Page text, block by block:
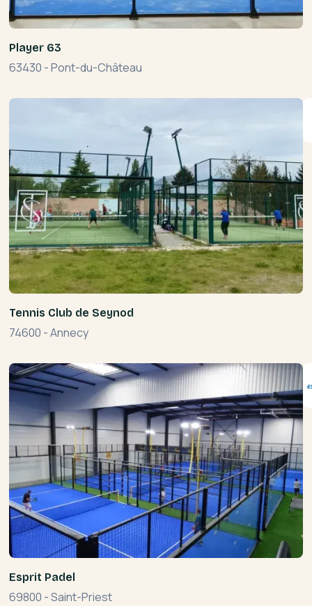
Player 63
63430 -Pont-du-Château
Tennis Club de Seynod
74600 -Annecy
Esprit Padel
69800 -Saint-Priest